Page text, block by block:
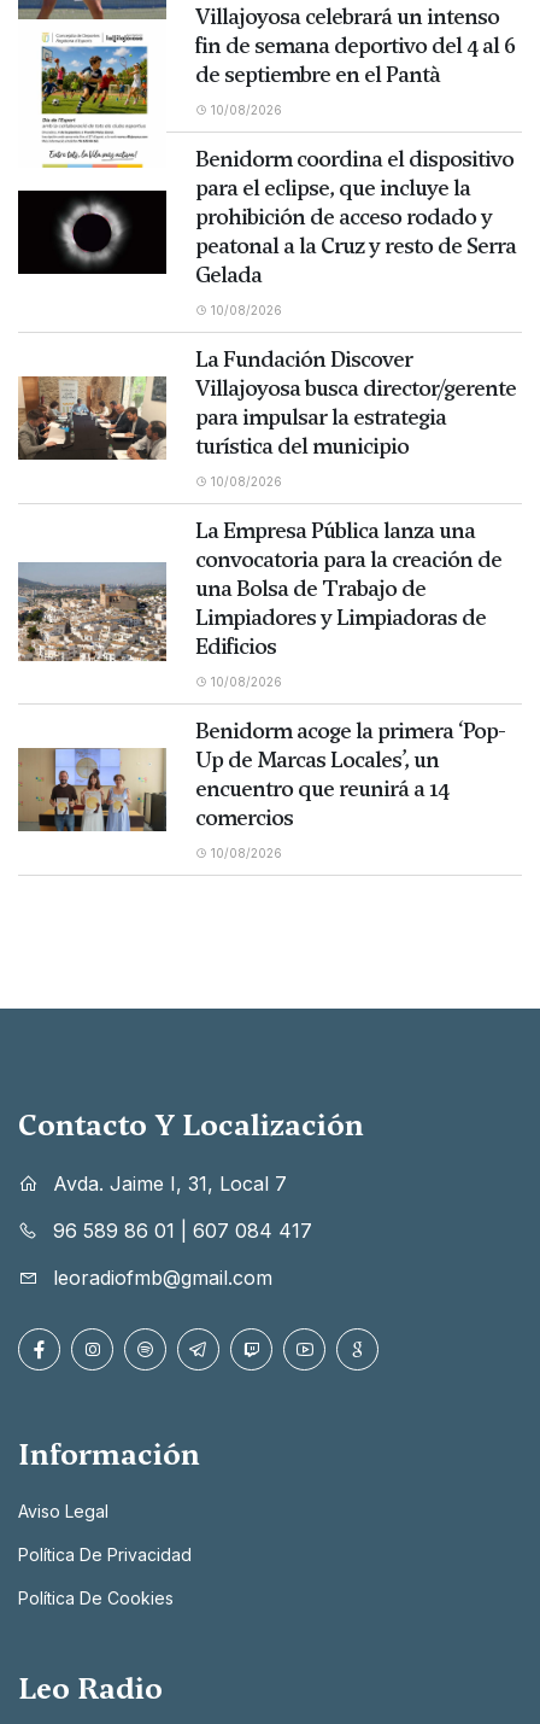
Villajoyosa celebrará un intenso
fin de semana deportivo del 4 al 6
de septiembre en el Pantà
10/08/2026
Benidorm coordina el dispositivo
para el eclipse, que incluye la
prohibición de acceso rodado y
peatonal a la Cruz y resto de Serra
Gelada
10/08/2026
La Fundación Discover
Villajoyosa busca director/gerente
para impulsar la estrategia
turística del municipio
10/08/2026
La Empresa Pública lanza una
convocatoria para la creación de
una Bolsa de Trabajo de
Limpiadores y Limpiadoras de
Edificios
10/08/2026
Benidorm acoge la primera ‘Pop-
Up de Marcas Locales’, un
encuentro que reunirá a 14
comercios
10/08/2026
Contacto Y Localización
Avda. Jaime I, 31, Local 7
96 589 86 01
607 084 417
leoradiofmb@gmail.com
Información
Aviso Legal
Política De Privacidad
Política De Cookies
Leo Radio